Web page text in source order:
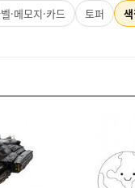
9. 물놀이
10. 수영장
·메모지·카드 토퍼